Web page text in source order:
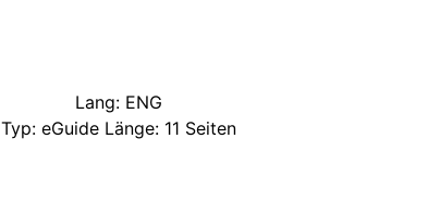
Lang: ENG
Typ: eGuide Länge: 11 Seiten